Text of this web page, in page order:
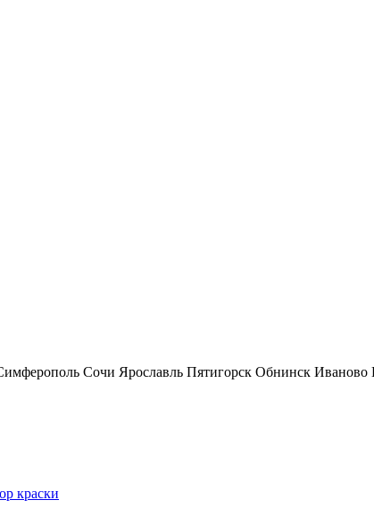
Сочи Ярославль Пятигорск Обнинск Иваново
краски